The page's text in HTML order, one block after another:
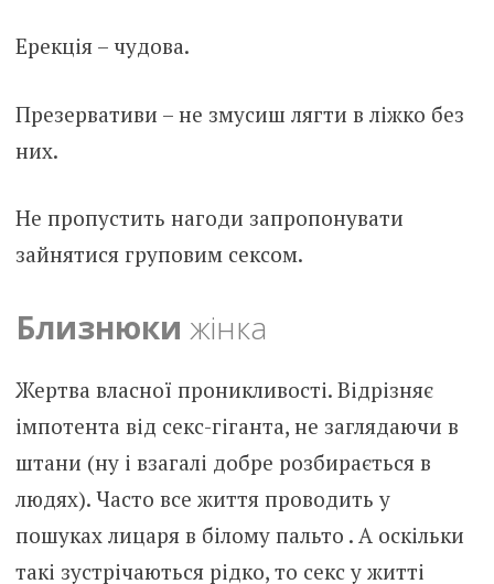
Ерекція – чудова.
Презервативи – не змусиш лягти в ліжко без
них.
Не пропустить нагоди запропонувати
зайнятися груповим сексом.
Близнюки жінка
Жертва власної проникливості. Відрізняє
імпотента від секс-гіганта, не заглядаючи в
штани (ну і взагалі добре розбирається в
людях). Часто все життя проводить у
пошуках лицаря в білому пальто . А оскільки
такі зустрічаються рідко, то секс у житті